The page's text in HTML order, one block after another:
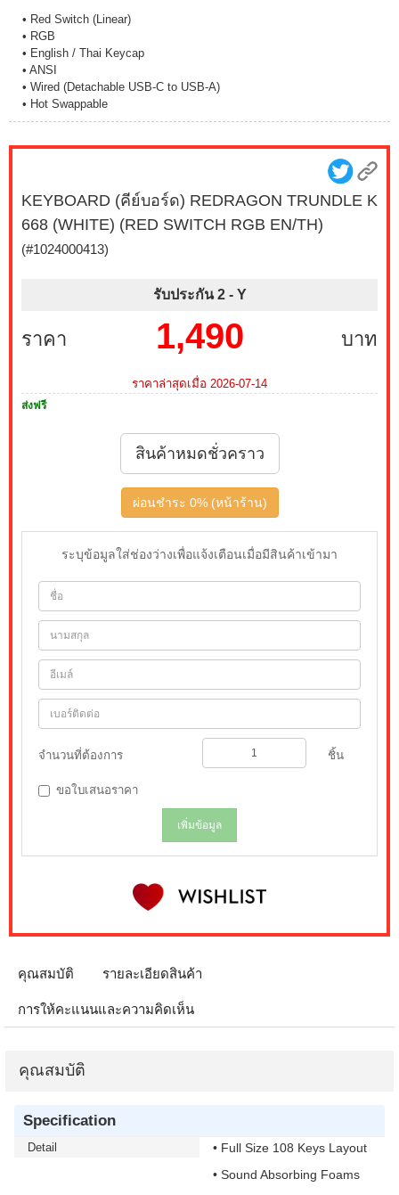
• Red Switch (Linear)
• RGB
• English / Thai Keycap
• ANSI
• Wired (Detachable USB-C to USB-A)
• Hot Swappable
KEYBOARD (คีย์บอร์ด) REDRAGON TRUNDLE K
668 (WHITE) (RED SWITCH RGB EN/TH)
(#1024000413)
รับประกัน 2 - Y
ราคา บาท
1,490
ราคาล่าสุดเมื่อ 2026-07-14
ส่งฟรี
สินค้าหมดชั่วคราว
ผ่อนชำระ 0% (หน้าร้าน)
ระบุข้อมูลใส่ช่องว่างเพื่อแจ้งเตือนเมื่อมีสินค้าเข้ามา
จำนวนที่ต้องการ ชิ้น
ขอใบเสนอราคา
เพิ่มข้อมูล
คุณสมบัติ รายละเอียดสินค้า
การให้คะแนนและความคิดเห็น
คุณสมบัติ
Specification
Detail
• Full Size 108 Keys Layout
• Sound Absorbing Foams